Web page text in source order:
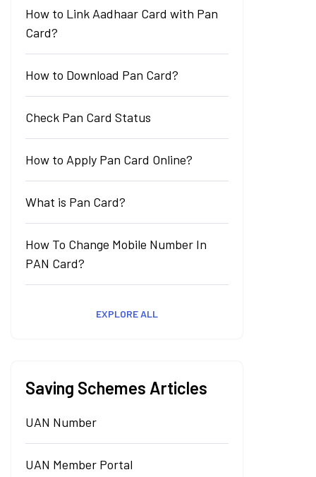
How to Link Aadhaar Card with Pan
Card?
How to Download Pan Card?
Check Pan Card Status
How to Apply Pan Card Online?
What is Pan Card?
How To Change Mobile Number In
PAN Card?
EXPLORE ALL
Saving Schemes Articles
UAN Number
UAN Member Portal